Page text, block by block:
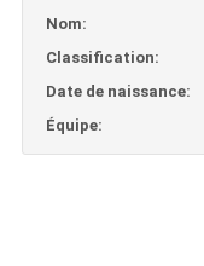
Nom:
Classification:
Date de naissance:
Équipe: